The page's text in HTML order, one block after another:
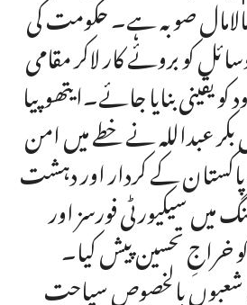
صوبہ ہے۔ حکومت کی
کو بروئے کار لاکر مقامی
یقینی بنایا جائے۔ایتھوپیا
عبداللہ نے خطے میں امن
کے کردار اور دہشت
سیکیورٹی فورسز اور
خراجِ تحسین پیش کیا۔
بالخصوص سیاحت